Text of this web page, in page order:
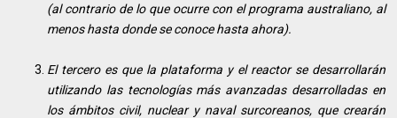
(al contrario de lo que ocurre con el programa australiano, al
menos hasta donde se conoce hasta ahora).
El tercero es que la plataforma y el reactor se desarrollarán
utilizando las tecnologías más avanzadas desarrolladas en
los ámbitos civil, nuclear y naval surcoreanos, que crearán